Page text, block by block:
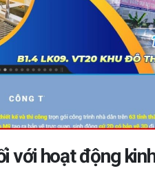
với hoạt động